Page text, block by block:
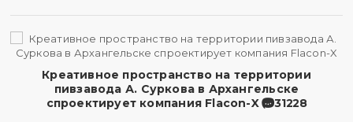
Креативное пространство на территории
пивзавода А. Суркова в Архангельске
спроектирует компания Flacon-X
31228